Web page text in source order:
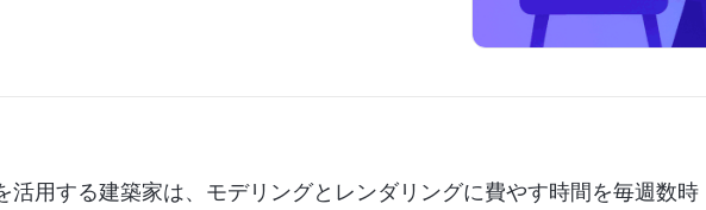
活用する建築家は、モデリングとレンダリングに費やす時間を毎週数時